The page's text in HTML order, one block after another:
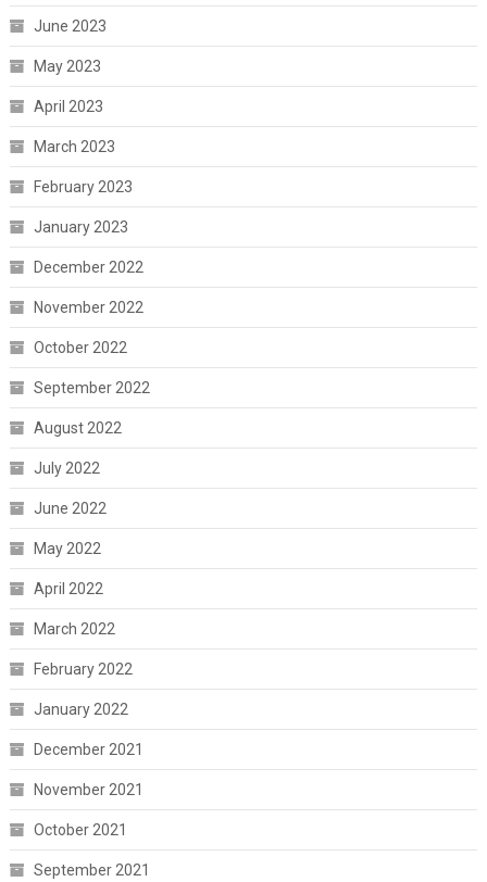
June 2023
May 2023
April 2023
March 2023
February 2023
January 2023
December 2022
November 2022
October 2022
September 2022
August 2022
July 2022
June 2022
May 2022
April 2022
March 2022
February 2022
January 2022
December 2021
November 2021
October 2021
September 2021